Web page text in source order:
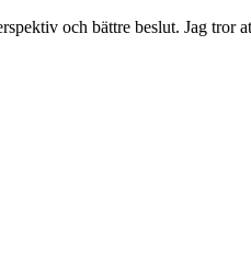
och bättre beslut. Jag tror